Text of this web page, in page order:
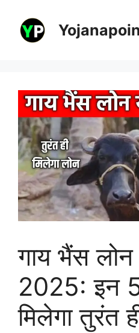
content
गाय भैंस लोन
2025: इन
मिलेगा तुरंत